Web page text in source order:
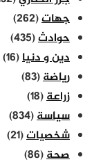
جهات(262)
حوادث(435)
دين و دنيا(16)
رياضة(83)
زراعة(18)
سياسة(834)
شخصيات(21)
صحة(86)